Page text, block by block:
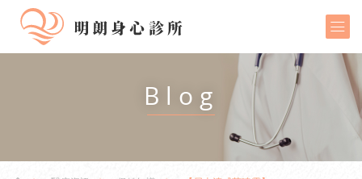
Blog